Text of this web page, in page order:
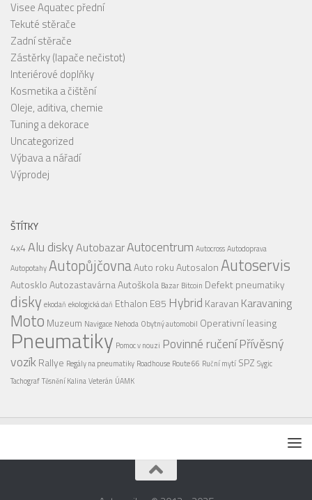
Visee Aquatec přední
Tekuté stěrače
Zadní stěrače
Zástěrky (lapače nečistot)
Interiérové doplňky
Kosmetika a čištění
Oleje, aditiva, chemie
Tuning a dekorace
Uncategorized
Výbava a nářadí
Výprodej
ŠTÍTKY
4x4Alu diskyAutobazarAutocentrum AutocrossAutodoprava
AutopotahyAutopůjčovnaAuto rokuAutosalonAutoservis
AutoskloAutozastavárnaAutoškola Bazar Bitcoin Defekt pneumatiky
disky ekodaň ekologická daň Ethalon E85 Hybrid Karavan Karavaning
Moto Muzeum Navigace Nehoda Obytný automobil Operativní leasing
Pneumatiky Pomoc v nouzi Povinné ručeníPřívěsný
vozíkRallye Regály na pneumatiky Roadhouse Route 66 Ruční mytí SPZ Sygic
TachografTěsnění KalinaVeterán ÚAMK